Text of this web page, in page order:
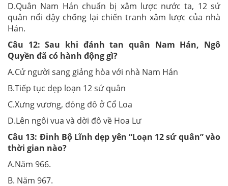
D.Quân Nam Hán chuẩn bị xâm lược nước ta, 12 sứ
quân nổi dậy chống lại chiến tranh xâm lược của nhà
Hán.
Câu 12:Sau khi đánh tan quân Nam Hán, Ngô
Quyền đã có hành động gì?
A.Cử người sang giảng hòa với nhà Nam Hán
B.Tiếp tục dẹp loạn 12 sứ quân
C.Xưng vương, đóng đô ở Cổ Loa
D.Lên ngôi vua và dời đô về Hoa Lư
Câu 13: Đinh Bộ Lĩnh dẹp yên “Loạn 12 sứ quân” vào
thời gian nào?
A.Năm 966.
B. Năm 967.